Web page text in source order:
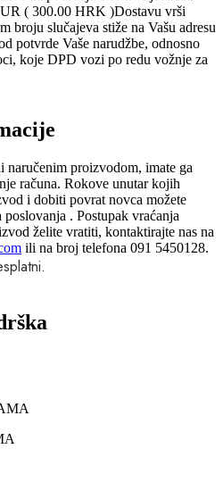
( 300.00 HRK )Dostavu vrši
broju slučajeva stiže na Vašu adresu
potvrde Vaše narudžbe, odnosno
koje DPD vozi po redu vožnje za
proizvodom, imate ga
računa. Rokove unutar kojih
i dobiti povrat novca možete
. Postupak vraćanja
želite vratiti, kontaktirajte nas na
ili na broj telefona 091 5450128.